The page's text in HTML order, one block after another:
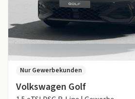
Volkswagen Golf
Nur Gewerbekunden